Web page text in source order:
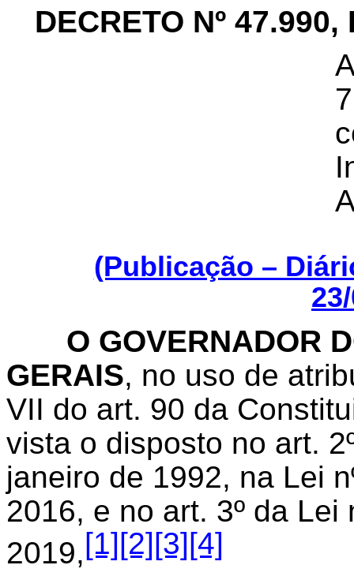
DECRETO Nº
7
(Publicação –
O GOVERNADOR
GERAIS, no uso de
VII do art. 90 da
vista o disposto no art.
janeiro de 1992, na Lei
2016, e no art. 3º da
2019,[1][2][3][4]